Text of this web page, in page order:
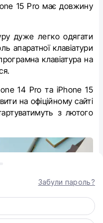
15 Pro‌ має довжину
дуже легко одягати
апаратної клавіатури
клавіатура на
14‌ Pro та ‌iPhone 15
на офіційному сайті
з лютого
Забули пароль?